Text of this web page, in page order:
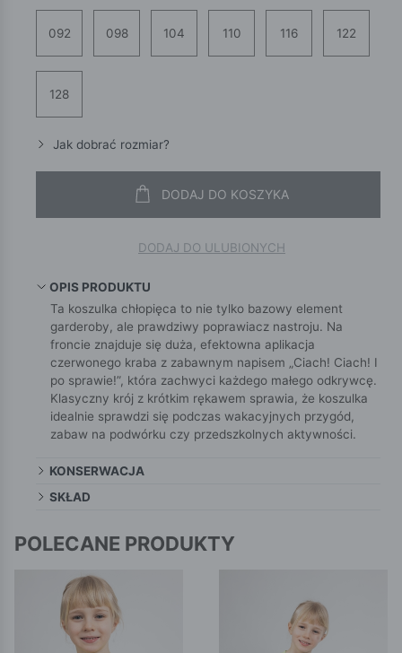
092 098 104 110 116 122
128
Jak dobrać rozmiar?
DODAJ DO KOSZYKA
DODAJ DO ULUBIONYCH
OPIS PRODUKTU
Ta koszulka chłopięca to nie tylko bazowy element
garderoby, ale prawdziwy poprawiacz nastroju. Na
froncie znajduje się duża, efektowna aplikacja
czerwonego kraba z zabawnym napisem „Ciach! Ciach! I
po sprawie!”, która zachwyci każdego małego odkrywcę.
Klasyczny krój z krótkim rękawem sprawia, że koszulka
idealnie sprawdzi się podczas wakacyjnych przygód,
zabaw na podwórku czy przedszkolnych aktywności.
KONSERWACJA
SKŁAD
POLECANE PRODUKTY